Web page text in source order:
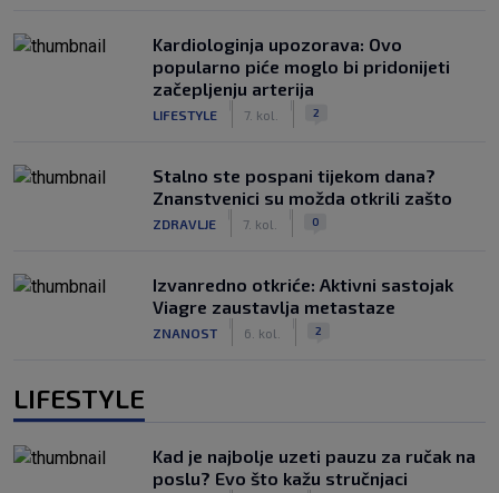
Kardiologinja upozorava: Ovo
popularno piće moglo bi pridonijeti
začepljenju arterija
LIFESTYLE 7. kol. 2
Stalno ste pospani tijekom dana?
Znanstvenici su možda otkrili zašto
ZDRAVLJE 7. kol. 0
Izvanredno otkriće: Aktivni sastojak
Viagre zaustavlja metastaze
ZNANOST 6. kol. 2
LIFESTYLE
Kad je najbolje uzeti pauzu za ručak na
poslu? Evo što kažu stručnjaci